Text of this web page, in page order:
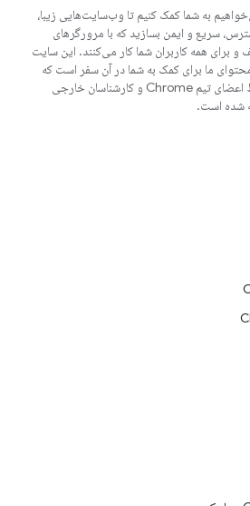
به شما کمک کنیم تا وب‌سایت‌هایی زیبا،
سریع و ایمن بسازید که با مرورگرهای
و برای همه کاربران شما کار می‌کنند. این سایت
ما برای کمک به شما در آن سفر است که
توسط اعضای تیم Chrome و کارشناسان خارجی
شده است.